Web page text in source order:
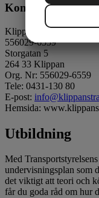
Kontaktuppgifter
Klippans Trafikskola
556029-6559
Storgatan 5
264 33 Klippan
Org. Nr: 556029-6559
Tele: 0431-130 80
E-post:
Hemsida:
Utbildning
Med
undervisningsplan som
det viktigt att teori och
får du goda råd om hur